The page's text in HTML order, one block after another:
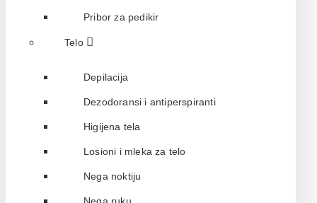
Pribor za pedikir
Telo
Depilacija
Dezodoransi i antiperspiranti
Higijena tela
Losioni i mleka za telo
Nega noktiju